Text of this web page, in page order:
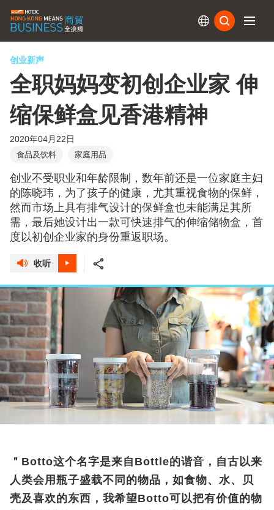
创业新声
全职妈妈变初创企业家 伸
缩保鲜盒见香港精神
2020年04月22日
食品及饮料 家庭用品
创业不受职业和年龄限制，数年前还是一位家庭主妇
的陈晓玮，为了孩子的健康，尤其重视食物的保鲜，
然而市场上具有排气设计的保鲜盒也未能满足其所
需，最后她设计出一款可快速排气的伸缩储物盒，首
度以初创企业家的身份重返职场。
收听
＂Botto这个名字是来自Bottle的谐音，自古以来
人类会用瓶子盛载不同的物品，如食物、水、贝
壳及喜欢的东西，我希望Botto可以把有价值的物